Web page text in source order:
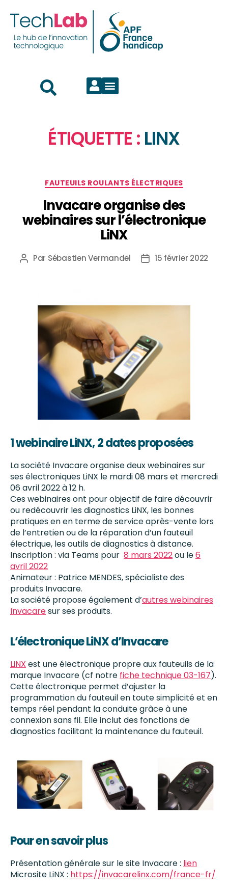
ÉTIQUETTE : LINX
FAUTEUILS ROULANTS ÉLECTRIQUES
Invacare organise des
webinaires sur l’électronique
LiNX
Par Sébastien Vermandel 15 février 2022
1 webinaire LiNX, 2 dates proposées
La société Invacare organise deux webinaires sur
ses électroniques LiNX le mardi 08 mars et mercredi
06 avril 2022 à 12 h.
Ces webinaires ont pour objectif de faire découvrir
ou redécouvrir les diagnostics LiNX, les bonnes
pratiques en en terme de service après-vente lors
de l’entretien ou de la réparation d’un fauteuil
électrique, les outils de diagnostics à distance.
Inscription : via Teams pour 8 mars 2022ou le6
avril 2022
Animateur : Patrice MENDES, spécialiste des
produits Invacare.
La société propose également d’autres webinaires
Invacaresur ses produits.
L’électronique LiNX d’Invacare
LiNX est une électronique propre aux fauteuils de la
marque Invacare (cf notre fiche technique 03-167).
Cette électronique permet d’ajuster la
programmation du fauteuil en toute simplicité et en
temps réel pendant la conduite grâce à une
connexion sans fil. Elle inclut des fonctions de
diagnostics facilitant la maintenance du fauteuil.
Pour en savoir plus
Présentation générale sur le site Invacare : lien
Microsite LiNX : https://invacarelinx.com/france-fr/